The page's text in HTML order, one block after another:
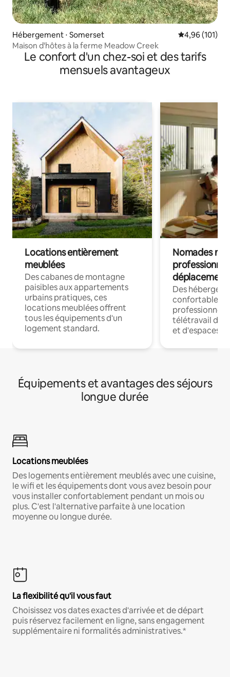
Hébergement ⋅ Somerset Évaluation
4,96 (101)
Maison d'hôtes à la ferme Meadow Creek
Le confort d'un chez-soi et des tarifs
mensuels avantageux
Locations entièrement
meublées
Des cabanes de montagne
paisibles aux appartements
urbains pratiques, ces
locations meublées offrent
tous les équipements d'un
logement standard.
Nomades
déplacement
Des
confortables
professionnels
télétravail
et d'espaces
Équipements et avantages des séjours
longue durée
Locations meublées
Des logements entièrement meublés avec une cuisine,
le wifi et les équipements dont vous avez besoin pour
vous installer confortablement pendant un mois ou
plus. C'est l'alternative parfaite à une location
moyenne ou longue durée.
La flexibilité qu'il vous faut
Choisissez vos dates exactes d'arrivée et de départ
puis réservez facilement en ligne, sans engagement
supplémentaire ni formalités administratives.*